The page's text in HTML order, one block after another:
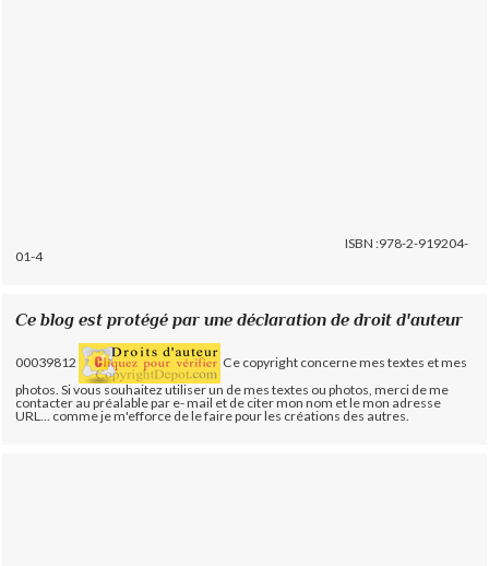
ISBN :978-2-919204-
01-4
Ce blog est protégé par une déclaration de droit d'auteur
00039812
Ce copyright concerne mes textes et mes
photos. Si vous souhaitez utiliser un de mes textes ou photos, merci de me
contacter au préalable par e- mail et de citer mon nom et le mon adresse
URL... comme je m'efforce de le faire pour les créations des autres.